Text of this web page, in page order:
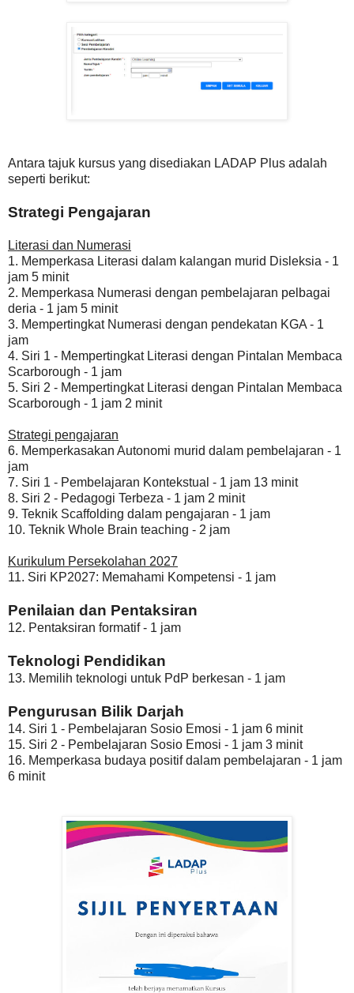
Antara tajuk kursus yang disediakan LADAP Plus adalah
seperti berikut:
Strategi Pengajaran
Literasi dan Numerasi
1. Memperkasa Literasi dalam kalangan murid Disleksia - 1
jam 5 minit
2. Memperkasa Numerasi dengan pembelajaran pelbagai
deria - 1 jam 5 minit
3. Mempertingkat Numerasi dengan pendekatan KGA - 1
jam
4. Siri 1 - Mempertingkat Literasi dengan Pintalan Membaca
Scarborough - 1 jam
5. Siri 2 - Mempertingkat Literasi dengan Pintalan Membaca
Scarborough - 1 jam 2 minit
Strategi pengajaran
6. Memperkasakan Autonomi murid dalam pembelajaran - 1
jam
7. Siri 1 - Pembelajaran Kontekstual - 1 jam 13 minit
8. Siri 2 - Pedagogi Terbeza - 1 jam 2 minit
9. Teknik Scaffolding dalam pengajaran - 1 jam
10. Teknik Whole Brain teaching - 2 jam
Kurikulum Persekolahan 2027
11. Siri KP2027: Memahami Kompetensi - 1 jam
Penilaian dan Pentaksiran
12. Pentaksiran formatif - 1 jam
Teknologi Pendidikan
13. Memilih teknologi untuk PdP berkesan - 1 jam
Pengurusan Bilik Darjah
14. Siri 1 - Pembelajaran Sosio Emosi - 1 jam 6 minit
15. Siri 2 - Pembelajaran Sosio Emosi - 1 jam 3 minit
16. Memperkasa budaya positif dalam pembelajaran - 1 jam
6 minit